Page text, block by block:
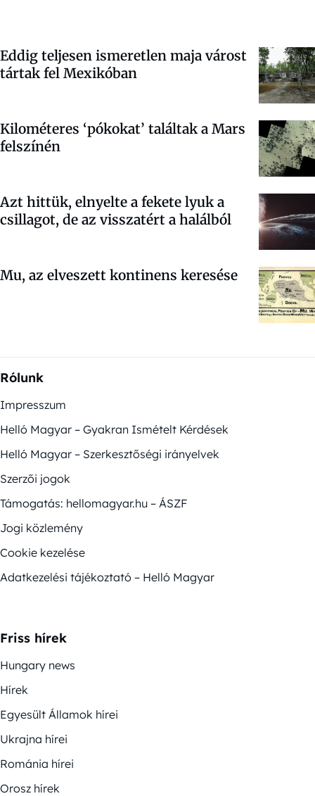
Eddig teljesen ismeretlen maja várost
tártak fel Mexikóban
Kilométeres ‘pókokat’ találtak a Mars
felszínén
Azt hittük, elnyelte a fekete lyuk a
csillagot, de az visszatért a halálból
Mu, az elveszett kontinens keresése
Rólunk
Impresszum
Helló Magyar – Gyakran Ismételt Kérdések
Helló Magyar – Szerkesztőségi irányelvek
Szerzői jogok
Támogatás: hellomagyar.hu – ÁSZF
Jogi közlemény
Cookie kezelése
Adatkezelési tájékoztató – Helló Magyar
Friss hírek
Hungary news
Hírek
Egyesült Államok hírei
Ukrajna hírei
Románia hírei
Orosz hírek